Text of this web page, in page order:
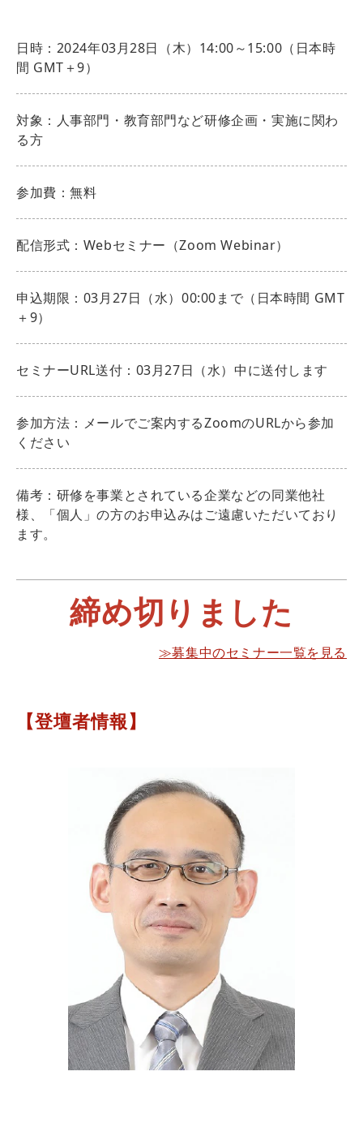
日時：2024年03月28日（木）14:00～15:00（日本時
間 GMT＋9）
対象：人事部門・教育部門など研修企画・実施に関わ
る方
参加費：無料
配信形式：Webセミナー（Zoom Webinar）
申込期限：03月27日（水）00:00まで（日本時間 GMT
＋9）
セミナーURL送付：03月27日（水）中に送付します
参加方法：メールでご案内するZoomのURLから参加
ください
備考：研修を事業とされている企業などの同業他社
様、「個人」の方のお申込みはご遠慮いただいており
ます。
締め切りました
≫募集中のセミナー一覧を見る
【登壇者情報】